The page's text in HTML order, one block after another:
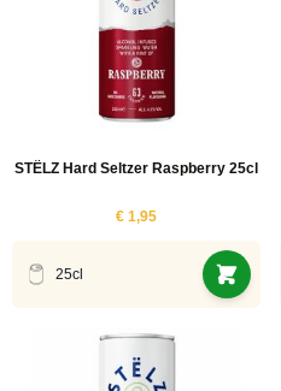
STËLZ Hard Seltzer Raspberry 25cl
€ 1,95
25cl